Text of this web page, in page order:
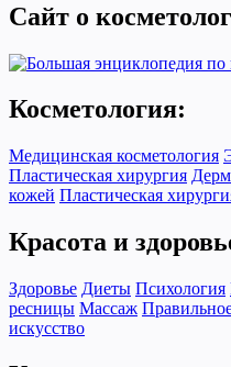
Сайт о
Косметология:
Медицинская косметология
Пластическая хирургия
кожей Пластическая
Красота и
Здоровье Диеты Психология
ресницы Массаж
искусство